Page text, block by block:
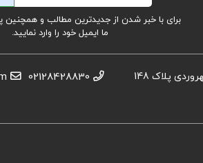
برای با خبر شدن از جدیدترین مطالب و همچنین
ما ایمیل خود را وارد نمایید.
استان تهران، عباس آباد،خیابان بهشتی، بعد از تقاطع سهروردی پلاک 148
02128428830